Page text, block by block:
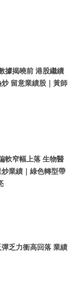
據揭曉前 港股繼續
留意業績股｜黃師
軟窄幅上落 生物醫
業績｜綠色轉型帶
彈乏力衝高回落 業績